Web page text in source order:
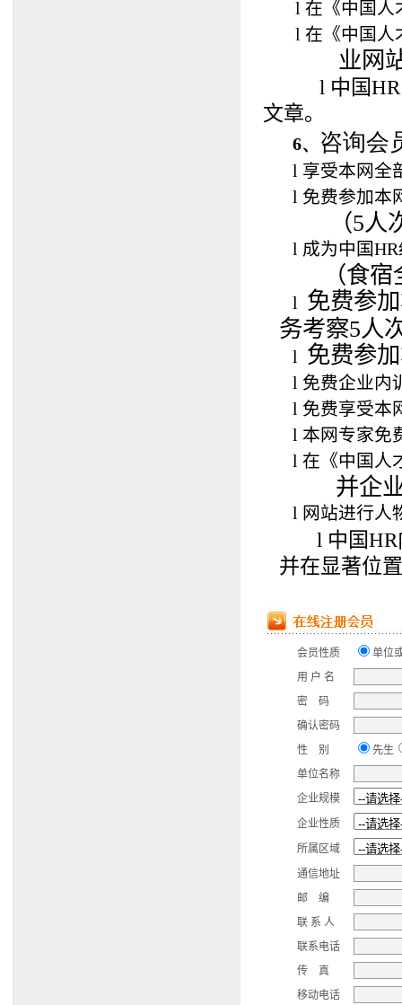
l 在 《中国
l 在 《中国
业网站
l 中国
文章。
6、 咨询会
l 享受本网全
l 免费参加本
（5人次
l 成为中国
（食宿
l 免费参
务考察5人
l 免费参
l 免费企业内
l 免费享受本
l 本网专家免
l 在 《中国
并企业
l 网站进行人
l 中国
并在显著位
会员性质
单位
用 户 名
密 码
确认密码
性 别
先生
单位名称
企业规模
企业性质
所属区域
通信地址
邮 编
联 系 人
联系电话
传 真
移动电话